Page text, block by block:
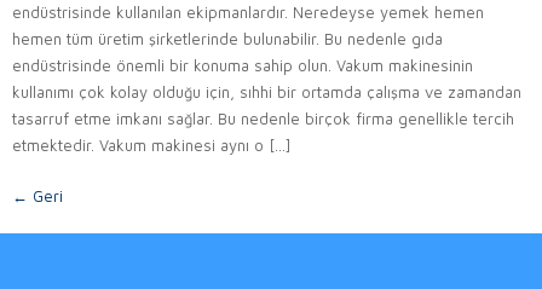
endüstrisinde kullanılan ekipmanlardır. Neredeyse yemek hemen
hemen tüm üretim şirketlerinde bulunabilir. Bu nedenle gıda
endüstrisinde önemli bir konuma sahip olun. Vakum makinesinin
kullanımı çok kolay olduğu için, sıhhi bir ortamda çalışma ve zamandan
tasarruf etme imkanı sağlar. Bu nedenle birçok firma genellikle tercih
etmektedir. Vakum makinesi aynı o […]
← Geri